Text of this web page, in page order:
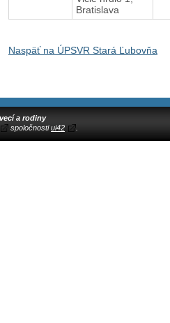
Bratislava
Naspäť na ÚPSVR Stará Ľubovňa
a rodiny
spoločnostiui42